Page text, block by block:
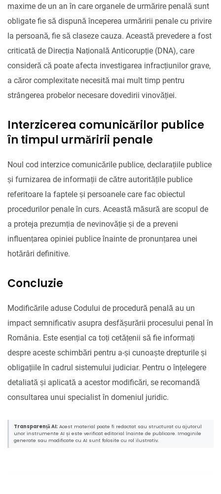
maxime de un an în care organele de urmărire penală sunt
obligate fie să dispună începerea urmăririi penale cu privire
la persoană, fie să claseze cauza. Această prevedere a fost
criticată de Direcția Națională Anticorupție (DNA), care
consideră că poate afecta investigarea infracțiunilor grave,
a căror complexitate necesită mai mult timp pentru
strângerea probelor necesare dovedirii vinovăției.
Interzicerea comunicărilor publice
în timpul urmăririi penale
Noul cod interzice comunicările publice, declarațiile publice
și furnizarea de informații de către autoritățile publice
referitoare la faptele și persoanele care fac obiectul
procedurilor penale în curs. Această măsură are scopul de
a proteja prezumția de nevinovăție și de a preveni
influențarea opiniei publice înainte de pronunțarea unei
hotărâri definitive.
Concluzie
Modificările aduse Codului de procedură penală au un
impact semnificativ asupra desfășurării procesului penal în
România. Este esențial ca toți cetățenii să fie informați
despre aceste schimbări pentru a-și cunoaște drepturile și
obligațiile în cadrul sistemului judiciar. Pentru o înțelegere
detaliată și aplicată a acestor modificări, se recomandă
consultarea unui specialist în domeniul juridic.
Transparență AI: Acest material poate fi redactat sau structurat cu ajutorul
unor instrumente AI și este verificat editorial înainte de publicare. Imaginile
generate sau modificate cu AI sunt folosite cu rol ilustrativ.